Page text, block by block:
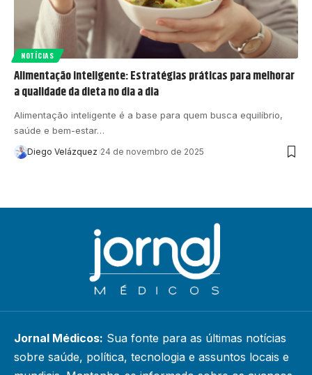
NOTÍCIAS
Alimentação inteligente: Estratégias práticas para melhorar
a qualidade da dieta no dia a dia
Alimentação inteligente é a base para quem busca equilíbrio,
saúde e bem-estar…
Diego Velázquez 24 de novembro de 2025
Jornal Médicos: Sua fonte para as últimas notícias
sobre saúde, política, tecnologia e assuntos locais e